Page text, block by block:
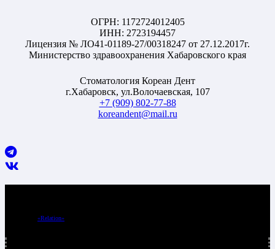
ОГРН: 1172724012405
ИНН: 2723194457
Лицензия № ЛО41-01189-27/00318247 от 27.12.2017г.
Министерство здравоохранения Хабаровского края
Стоматология Кореан Дент
г.Хабаровск, ул.Волочаевская, 107
+7 (909) 802-77-88
koreandent@mail.ru
«Relation»